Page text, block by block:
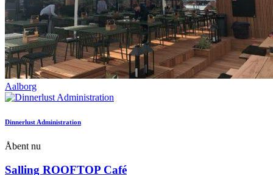
Aalborg
Dinnerlust Administration
Åbent nu
Salling ROOFTOP Café